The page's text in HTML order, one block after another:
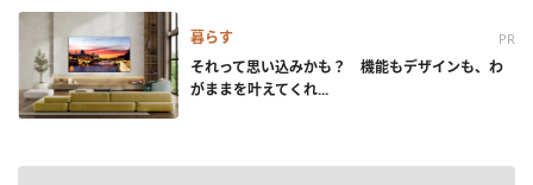
暮らす PR
それって思い込みかも？ 機能もデザインも、わ
がままを叶えてくれ...